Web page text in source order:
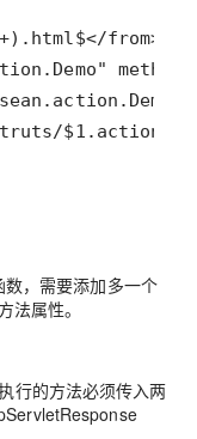
，需要添加多一个
属性。
行的方法必须传入两